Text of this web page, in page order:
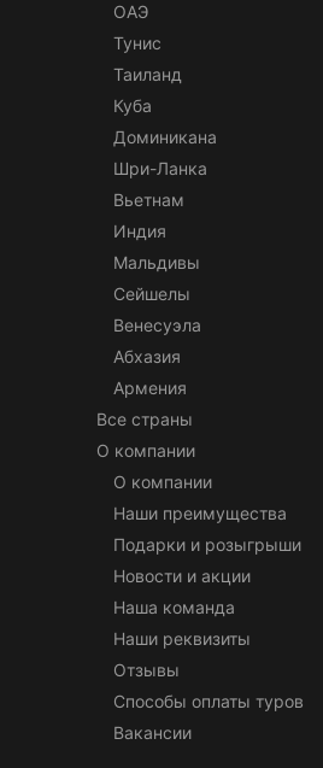
ОАЭ
Тунис
Таиланд
Куба
Доминикана
Шри-Ланка
Вьетнам
Индия
Мальдивы
Сейшелы
Венесуэла
Абхазия
Армения
Все страны
О компании
О компании
Наши преимущества
Подарки и розыгрыши
Новости и акции
Наша команда
Наши реквизиты
Отзывы
Способы оплаты туров
Вакансии